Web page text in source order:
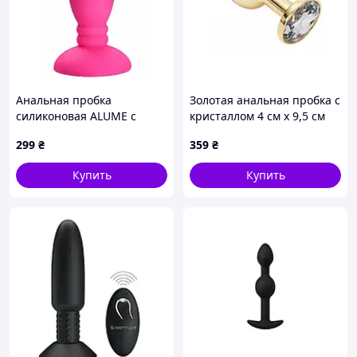
Анальная пробка
силиконовая ALUME с
розовая, S Sex Aura
299 ₴
Купить
Золотая анальная пробка с
кристаллом 4 см х 9,5 см
359 ₴
Купить